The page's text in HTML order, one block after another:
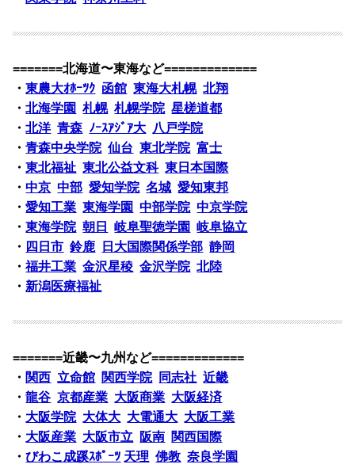
=======北海道〜東海など=============
・東農大ｵﾎｰﾂｸ 函館 東海大札幌 北翔
・北海学園 札幌 札幌学院 星槎道都
・北洋 青森 ﾉｰｽｱｼﾞｱ大 八戸学院
・青森中央学院 仙台 東北学院 富士
・東北福祉 東北公益文科 東日本国際
・中京 中部 愛知学院 名城 愛知東邦
・愛知工業 東海学園 中部学院 中京学院
・東海学院 朝日 岐阜聖徳学園
岐阜協立
・ 四日市 鈴鹿 日大国際関係学部 静岡
・福井工業 金沢星稜 金沢学院 北陸
・ 新潟医療福祉
=======近畿〜九州など=============
・ 関西 立命館 関西学院 同志社 近畿
・龍谷 京都産業 大阪商業 大阪経済
・ 大阪学院 大体大 大電通大 大阪工業
・ 大阪産業 大阪市立 阪南 関西国際
・びわこ成蹊ｽﾎﾟｰﾂ 天理 佛教 奈良学園